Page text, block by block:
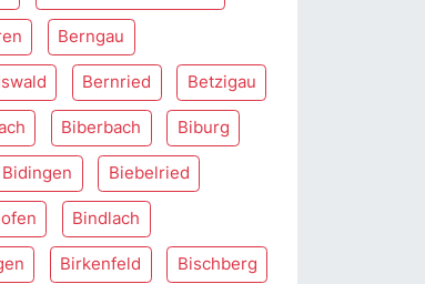
Berngau
Bernried Betzigau
Biberbach Biburg
Bidingen Biebelried
Bindlach
Birkenfeld Bischberg